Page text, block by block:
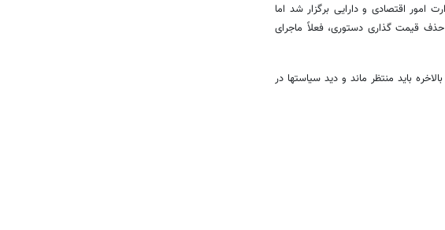
اقتصادی و دارایی برگزار شد اما
قیمت گذاری دستوری، فعلاً ماجرای
باید منتظر ماند و دید سیاستها در